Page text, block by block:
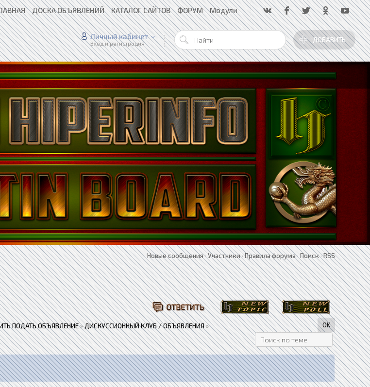
ДОСКА ОБЪЯВЛЕНИЙ КАТАЛОГ САЙТОВ ФОРУМ Модули
ДОБАВИТЬ
Личный кабинет
Вход и регистрация
Новые сообщения·Участники·Правила форума·Поиск·RSS
ПОДАТЬ ОБЪЯВЛЕНИЕ»ДИСКУССИОННЫЙ КЛУБ / ОБЪЯВЛЕНИЯ»